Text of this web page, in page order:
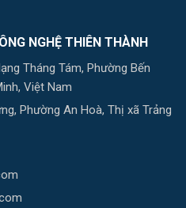
NGHỆ THIÊN THÀNH
Tháng Tám, Phường Bến
Việt Nam
Phường An Hoà, Thị xã Trảng